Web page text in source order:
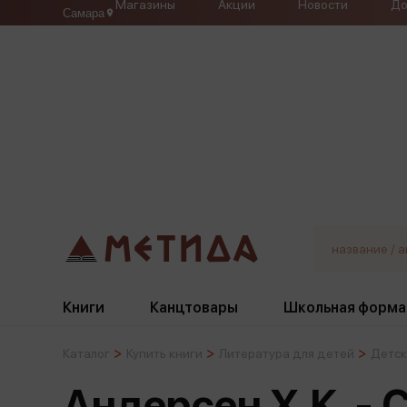
Самара
Магазины Акции Новости
Книги Канцтовары Школьная форма